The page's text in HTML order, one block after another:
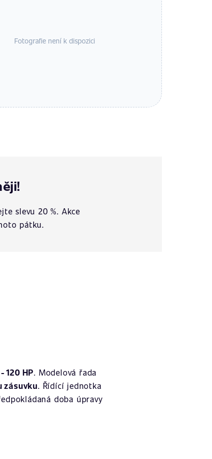
Fotografie není k dispozici
slevu 20 %. Akce
pátku.
120 HP. Modelová řada
zásuvku. Řídící jednotka
doba úpravy